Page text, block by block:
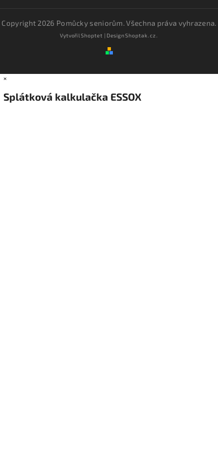
Copyright 2026 Pomůcky seniorům. Všechna práva vyhrazena.
VytvořilShoptet | DesignShoptak.cz.
×
Splátková kalkulačka ESSOX